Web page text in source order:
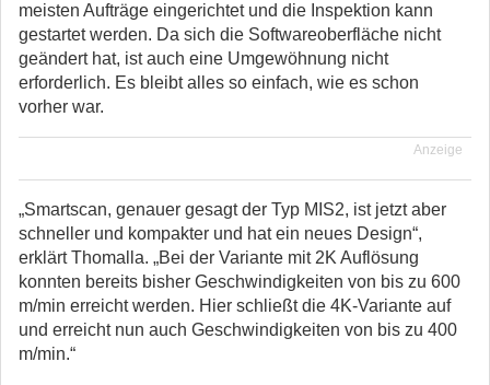
meisten Aufträge eingerichtet und die Inspektion kann
gestartet werden. Da sich die Softwareoberfläche nicht
geändert hat, ist auch eine Umgewöhnung nicht
erforderlich. Es bleibt alles so einfach, wie es schon
vorher war.
Anzeige
„Smartscan, genauer gesagt der Typ MIS2, ist jetzt aber
schneller und kompakter und hat ein neues Design“,
erklärt Thomalla. „Bei der Variante mit 2K Auflösung
konnten bereits bisher Geschwindigkeiten von bis zu 600
m/min erreicht werden. Hier schließt die 4K-Variante auf
und erreicht nun auch Geschwindigkeiten von bis zu 400
m/min.“